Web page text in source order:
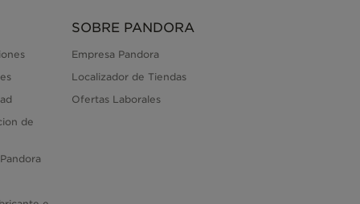
de
SOBRE PANDORA
Empresa Pandora
Localizador de Tiendas
Ofertas Laborales